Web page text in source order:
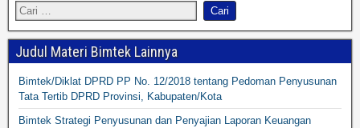
Judul Materi Bimtek Lainnya
Bimtek/Diklat DPRD PP No. 12/2018 tentang Pedoman Penyusunan
Tata Tertib DPRD Provinsi, Kabupaten/Kota
Bimtek Strategi Penyusunan dan Penyajian Laporan Keuangan